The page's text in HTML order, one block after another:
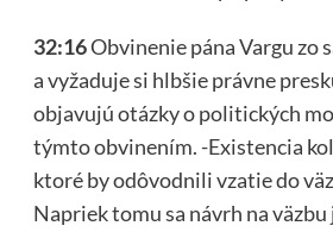
32:16Obvinenie pána Vargu zo
a vyžaduje si hlbšie právne
objavujú otázky o politických
týmto obvinením. -Existencia
ktoré by odôvodnili vzatie do
Napriek tomu sa návrh na